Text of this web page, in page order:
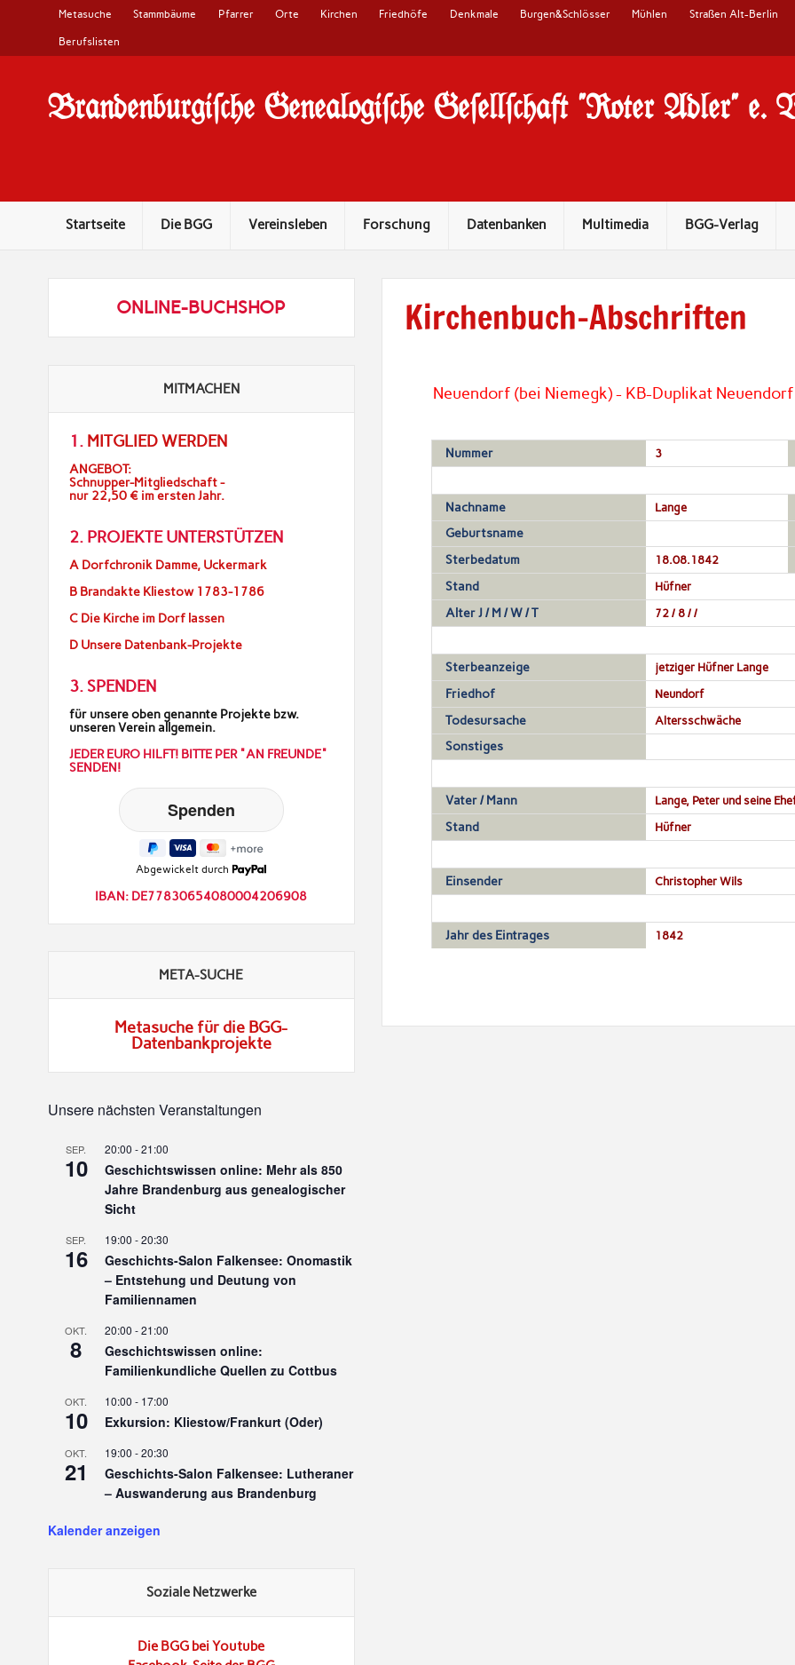
Metasuche Stammbäume Pfarrer Orte Kirchen Friedhöfe Denkmale Burgen&Schlösser Mühlen Straßen Alt-Berlin
Berufslisten
Brandenburgi#che Genealogi#che Ge#ell#chaft "Roter Adler" e.
Startseite Die BGG Vereinsleben Forschung Datenbanken Multimedia BGG-Verlag
Kirchenbuch-Abschriften
Neuendorf (bei Niemegk) - KB-Duplikat
Nummer 3
Nachname Lange
Geburtsname
Sterbedatum
18.08.1842
Stand Hüfner
Alter J / M / W / T 72 / 8 / /
Sterbeanzeige jetziger Hüfner Lange
Friedhof Neundorf
Todesursache Altersschwäche
Sonstiges
Vater / Mann Lange, Peter und seine
Stand Hüfner
Einsender Christopher Wils
Jahr des Eintrages 1842
ONLINE-BUCHSHOP
MITMACHEN
1. MITGLIED WERDEN
ANGEBOT:
Schnupper-Mitgliedschaft -
nur 22,50 € im ersten Jahr.
2. PROJEKTE UNTERSTÜTZEN
A Dorfchronik Damme, Uckermark
B Brandakte Kliestow 1783-1786
C Die Kirche im Dorf lassen
D Unsere Datenbank-Projekte
3. SPENDEN
für unsere oben genannte Projekte bzw.
unseren Verein allgemein.
JEDER EURO HILFT! BITTE PER "AN FREUNDE"
SENDEN!
Abgewickelt durch
IBAN: DE77830654080004206908
META-SUCHE
Metasuche für die BGG-
Datenbankprojekte
Unsere nächsten Veranstaltungen
SEP.
10
20:00 -21:00
Geschichtswissen online: Mehr als 850
Jahre Brandenburg aus genealogischer
Sicht
SEP.
16
19:00 -20:30
Geschichts-Salon Falkensee: Onomastik
– Entstehung und Deutung von
Familiennamen
OKT.
8
20:00 -21:00
Geschichtswissen online:
Familienkundliche Quellen zu Cottbus
OKT.
10
10:00 - 17:00
Exkursion: Kliestow/Frankurt (Oder)
OKT.
21
19:00 -20:30
Geschichts-Salon Falkensee: Lutheraner
– Auswanderung aus Brandenburg
Kalender anzeigen
Soziale Netzwerke
Die BGG bei Youtube